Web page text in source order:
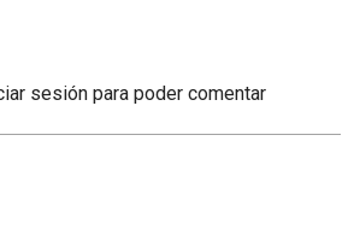
sesión para poder comentar